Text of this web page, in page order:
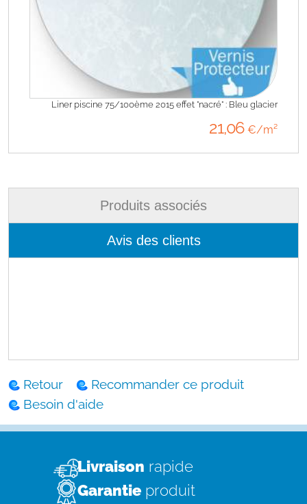
Liner piscine 75/100ème 2015 effet "nacré" : Bleu glacier
21,06 €/m²
Produits associés
Avis des clients
Retour
Recommander ce produit
Besoin d'aide
Livraison rapide
Garantie produit